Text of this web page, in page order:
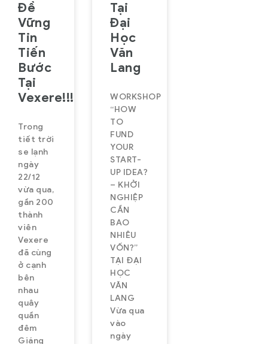
Đề
Vững
Tin
Tiến
Bước
Tại
Vexere!!!
Trong
tiết trời
se lạnh
ngày
22/12
vừa qua,
gần 200
thành
viên
Vexere
đã cùng
ở cạnh
bên
nhau
quây
quần
đêm
Giáng
Tại
Đại
Học
Văn
Lang
WORKSHOP
“HOW
TO
FUND
YOUR
START-
UP IDEA?
– KHỞI
NGHIỆP
CẦN
BAO
NHIÊU
VỐN?”
TẠI ĐẠI
HỌC
VĂN
LANG
Vừa qua
vào
ngày